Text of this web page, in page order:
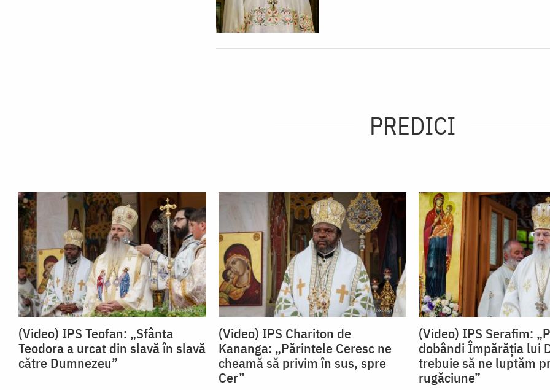
PREDICI
(Video) IPS Teofan: „Sfânta
Teodora a urcat din slavă în slavă
către Dumnezeu”
(Video) IPS Chariton de
Kananga: „Părintele Ceresc ne
cheamă să privim în sus, spre
Cer”
(Video) IPS Serafim:
dobândi Împărăția lui
trebuie să ne luptăm
rugăciune”